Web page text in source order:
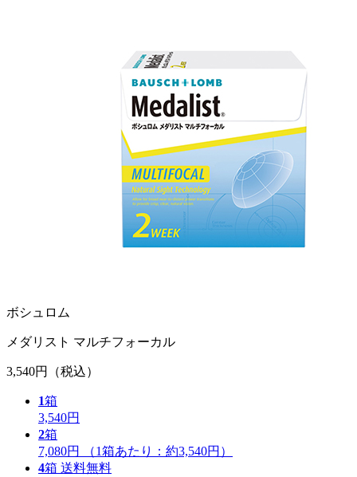
ボシュロム
メダリスト マルチフォーカル
3,540円 （税込）
1箱
3,540円
2箱
7,080円
（1箱あたり： 約3,540円 ）
4箱 送料無料